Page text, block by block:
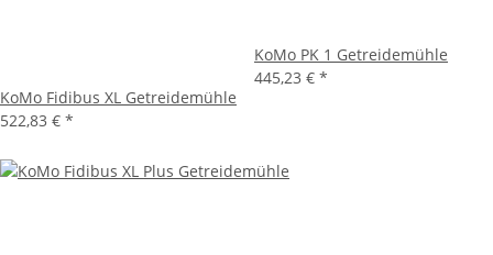
KoMo Fidibus XL Getreidemühle
522,83 € *
KoMo PK 1 Getreidemühle
445,23 € *